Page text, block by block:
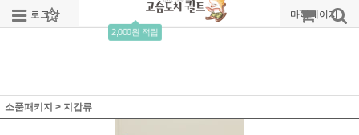
로그인 회원가입
2,000원 적립
주문조회 마이페이지
소품패키지 > 지갑류